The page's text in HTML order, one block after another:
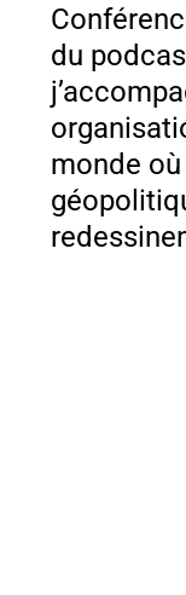
du
monde où